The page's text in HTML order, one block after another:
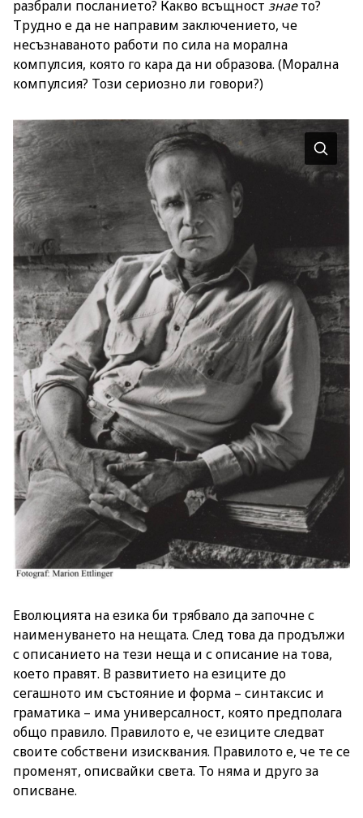
разбрали посланието? Какво всъщност знаето?
Трудно е да не направим заключението, че
несъзнаваното работи по сила на морална
компулсия, която го кара да ни образова. (Морална
компулсия? Този сериозно ли говори?)
Еволюцията на езика би трябвало да започне с
наименуването на нещата. След това да продължи
с описанието на тези неща и с описание на това,
което правят. В развитието на езиците до
сегашното им състояние и форма – синтаксис и
граматика – има универсалност, която предполага
общо правило. Правилото е, че езиците следват
своите собствени изисквания. Правилото е, че те се
променят, описвайки света. То няма и друго за
описване.